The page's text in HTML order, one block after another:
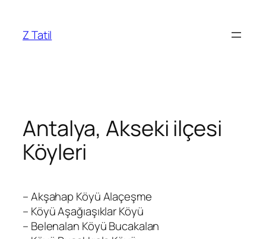
Z Tatil
Antalya, Akseki ilçesi
Köyleri
– Akşahap Köyü Alaçeşme
– Köyü Aşağıaşıklar Köyü
– Belenalan Köyü Bucakalan